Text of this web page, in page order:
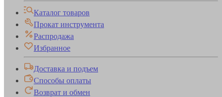
Каталог товаров
Прокат инструмента
Распродажа
Избранное
Доставка и подъем
Способы оплаты
Возврат и обмен